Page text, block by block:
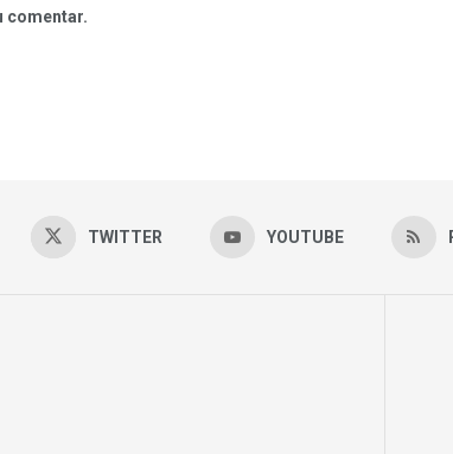
comentar.
TWITTER YOUTUBE